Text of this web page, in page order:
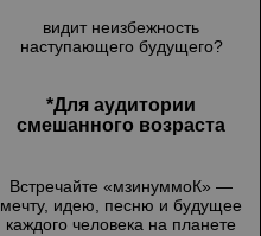
видит неизбежность
наступающего будущего?
*Для аудитории
смешанного возраста
Встречайте «мзинуммоК» —
мечту, идею, песню и будущее
каждого человека на планете